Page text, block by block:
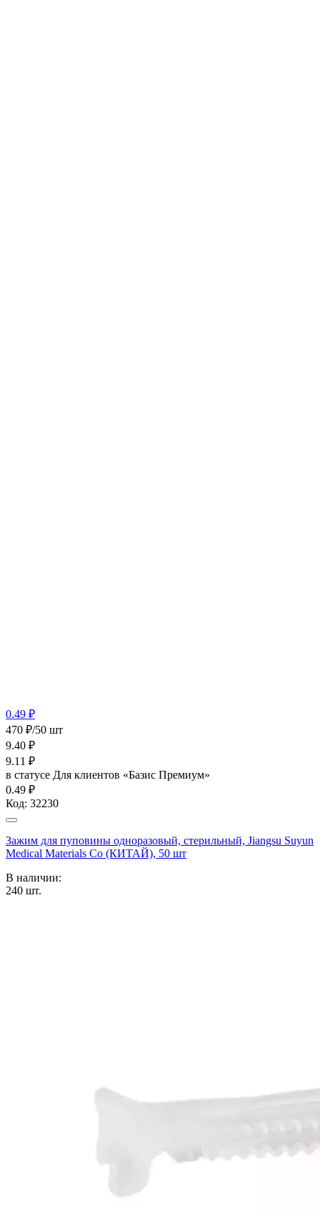
0.49 ₽
470 ₽/50 шт
9.40 ₽
9.11 ₽
в статусе Для клиентов «Базис Премиум»
0.49 ₽
Код: 32230
Зажим для пуповины одноразовый, стерильный, Jiangsu Suyun
Medical Materials Co (КИТАЙ), 50 шт
В наличии:
240 шт.